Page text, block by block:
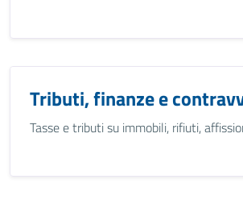
Tributi, finanze e
Tasse e tributi su immobili, rifiuti,